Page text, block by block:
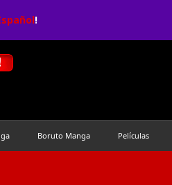
!
Boruto Manga Películas